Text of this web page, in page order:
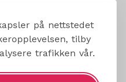
på nettstedet
tilby
trafikken vår.